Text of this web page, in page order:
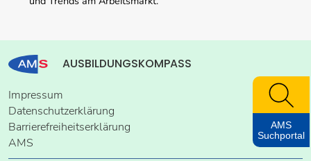
AUSBILDUNGSKOMPASS
Impressum
Datenschutzerklärung
Barrierefreiheitserklärung
AMS
AMS
Suchportal